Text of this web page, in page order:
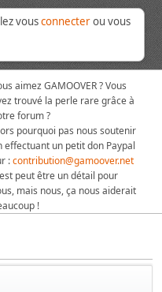
vousconnecterou vous
aimez GAMOOVER ? Vous
trouvé la perle rare grâce à
forum ?
pourquoi pas nous soutenir
effectuant un petit don Paypal
:contribution@gamoover.net
peut être un détail pour
mais nous, ça nous aiderait
!